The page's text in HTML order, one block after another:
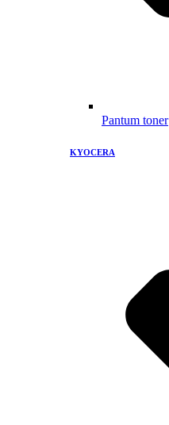
Pantum toner
KYOCERA